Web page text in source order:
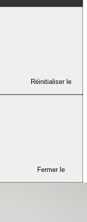
Réinitialiser le
Fermer le